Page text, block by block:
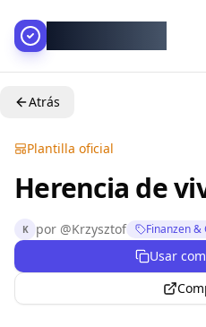
Atrás
Plantilla oficial
Herencia de
K por @Krzysztof Finanzen &
Usar